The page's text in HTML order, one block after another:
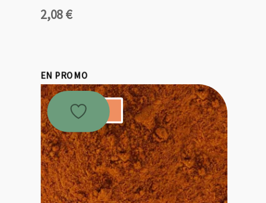
2,08€
EN PROMO
Promo !